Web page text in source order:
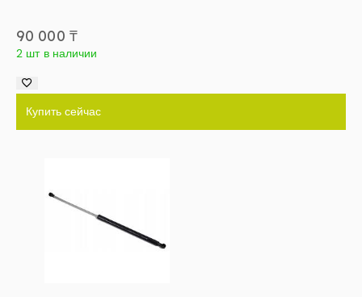
90 000 ₸
2 шт в наличии
Купить сейчас